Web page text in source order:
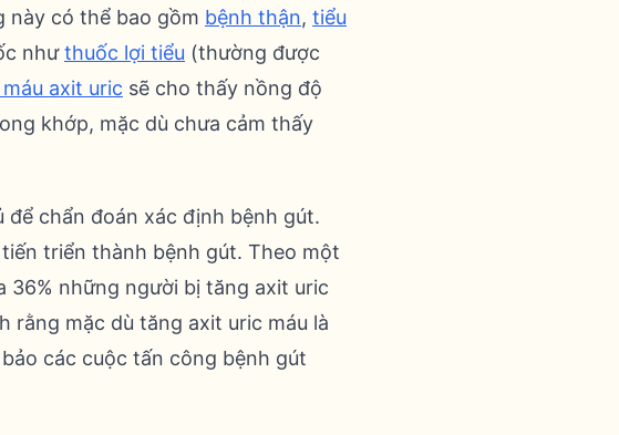
này có thể bao gồm bệnh thận, tiểu
nhưthuốc lợi tiểu (thường được
axit uric sẽ cho thấy nồng độ
khớp, mặc dù chưa cảm thấy
chẩn đoán xác định bệnh gút.
triển thành bệnh gút. Theo một
36% những người bị tăng axit uric
rằng mặc dù tăng axit uric máu là
các cuộc tấn công bệnh gút